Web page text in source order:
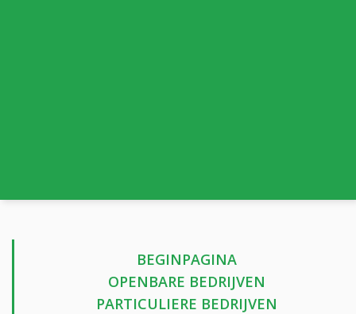
BEGINPAGINA
OPENBARE BEDRIJVEN
PARTICULIERE BEDRIJVEN